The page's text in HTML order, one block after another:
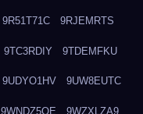
9R51T71C 9RJEMRTS
9TC3RDIY 9TDEMFKU
9UDYO1HV 9UW8EUTC
9WNDZ5OE 9WZXLZA9